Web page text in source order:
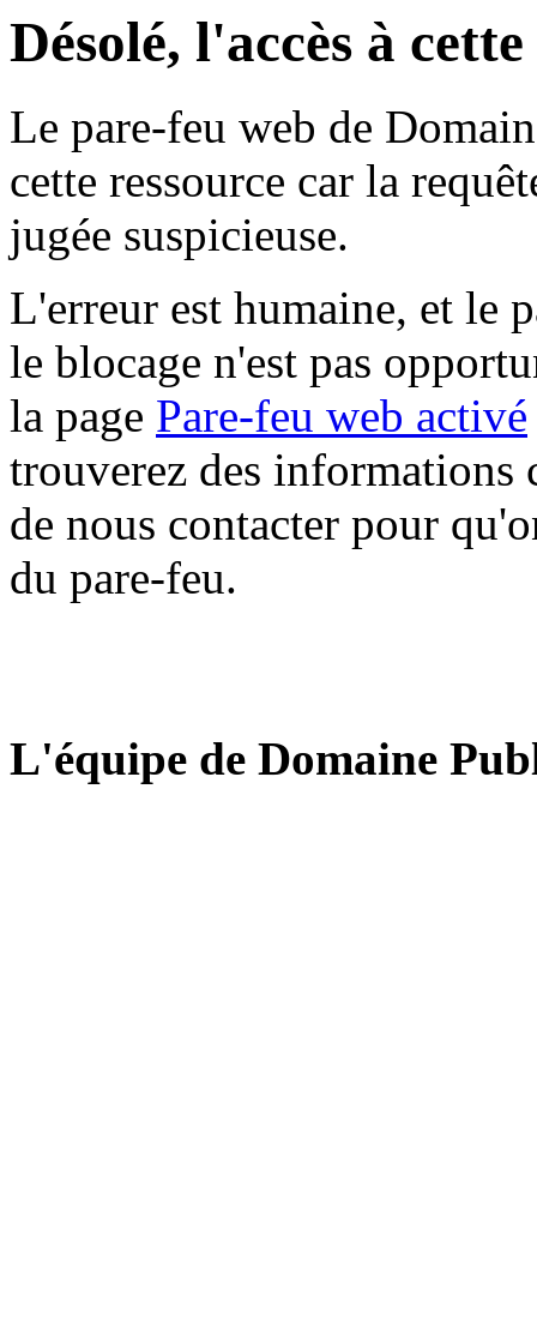
Désolé, l'accès à
Le pare-feu web de
cette ressource car la
jugée suspicieuse.
L'erreur est humaine, et le
le blocage n'est pas
la page Pare-feu web activé
trouverez des informations
de nous contacter pour
du pare-feu.
L'équipe de Domaine